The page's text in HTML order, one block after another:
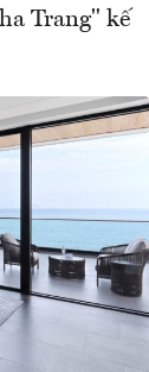
Trang" kế